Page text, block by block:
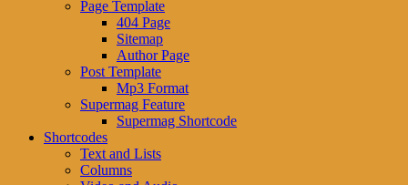
Page Template
404 Page
Sitemap
Author Page
Post Template
Mp3 Format
Supermag Feature
Supermag Shortcode
Shortcodes
Text and Lists
Columns